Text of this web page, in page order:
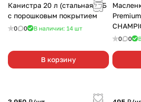
Канистра 20 л (стальная) РБ
с порошковым покрытием
0 0 В наличии: 14 шт
В корзину
0 0